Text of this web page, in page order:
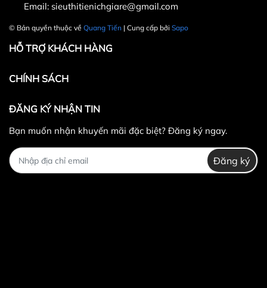
Email: sieuthitienichgiare@gmail.com
© Bản quyền thuộc về Quang Tiến | Cung cấp bởi Sapo
HỖ TRỢ KHÁCH HÀNG
CHÍNH SÁCH
ĐĂNG KÝ NHẬN TIN
Bạn muốn nhận khuyến mãi đặc biệt? Đăng ký ngay.
Đăng ký